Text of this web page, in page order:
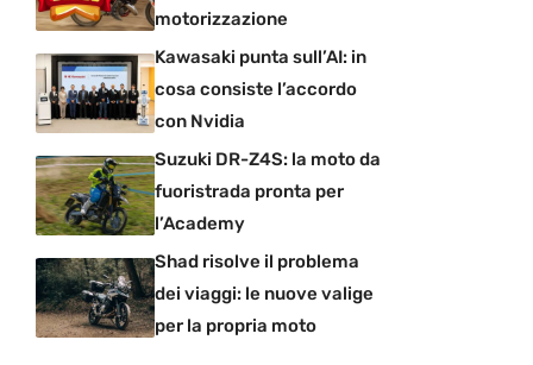
motorizzazione
Kawasaki punta sull’AI: in
cosa consiste l’accordo
con Nvidia
Suzuki DR-Z4S: la moto da
fuoristrada pronta per
l’Academy
Shad risolve il problema
dei viaggi: le nuove valige
per la propria moto